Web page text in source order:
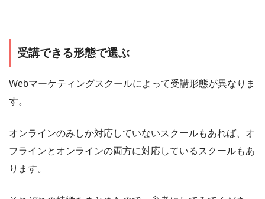
受講できる形態で選ぶ
Webマーケティングスクールによって受講形態が異なりま
す。
オンラインのみしか対応していないスクールもあれば、オ
フラインとオンラインの両方に対応しているスクールもあ
ります。